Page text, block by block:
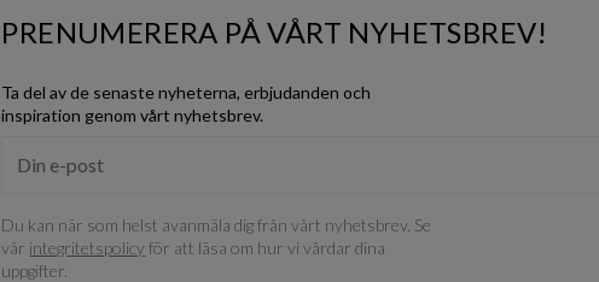
PRENUMERERA PÅ VÅRT NYHETSBREV!
Ta del av de senaste nyheterna, erbjudanden och
inspiration genom vårt nyhetsbrev.
Du kan när som helst avanmäla dig från vårt nyhetsbrev. Se
vår integritetspolicyför att läsa om hur vi vårdar dina
uppgifter.